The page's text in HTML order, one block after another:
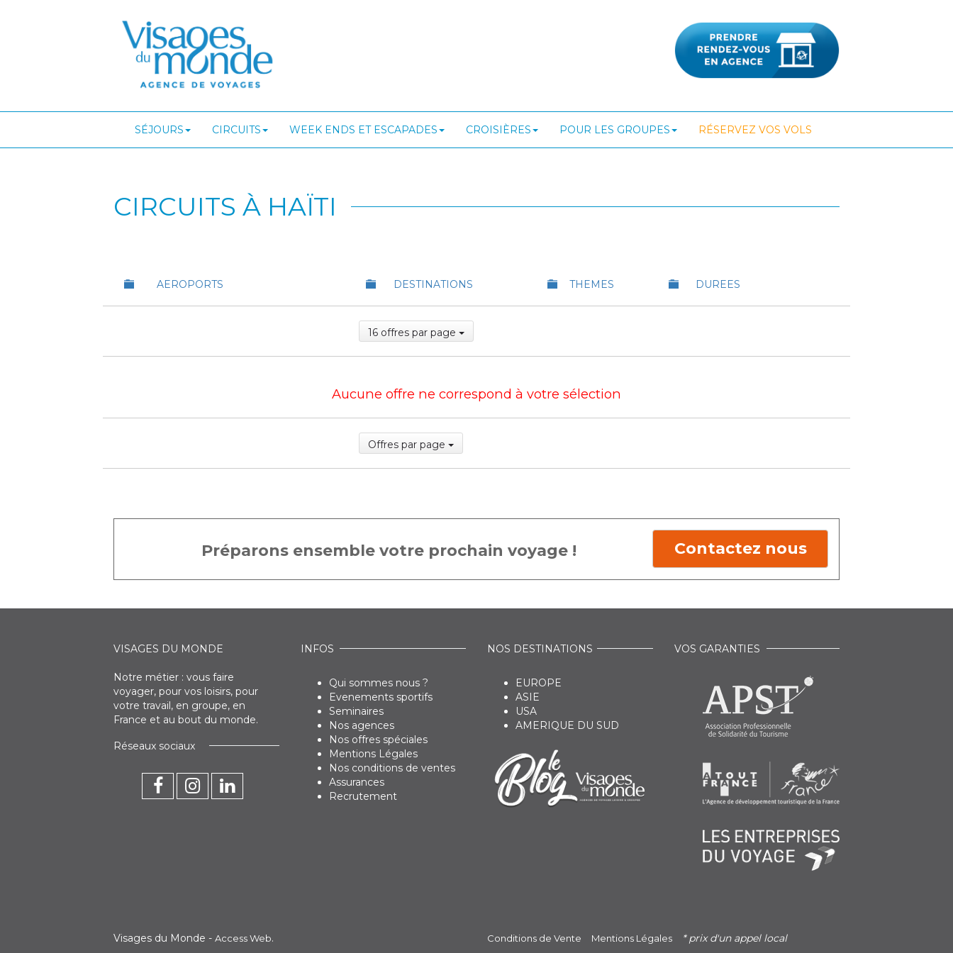
SÉJOURS CIRCUITS WEEK ENDS ET ESCAPADES CROISIÈRES POUR LES GROUPES RÉSERVEZ VOS VOLS
CIRCUITS À HAÏTI
AEROPORTS DESTINATIONS THEMES DUREES
16 offres par page
Aucune offre ne correspond à votre sélection
Offres par page
Préparons ensemble votre prochain voyage ! Contactez nous
VISAGES DU MONDE
Notre métier : vous faire
voyager, pour vos loisirs, pour
votre travail, en groupe, en
France et au bout du monde.
Réseaux sociaux
INFOS
Qui sommes nous ?
Evenements sportifs
Seminaires
Nos agences
Nos offres spéciales
Mentions Légales
Nos conditions de ventes
Assurances
Recrutement
NOS DESTINATIONS
EUROPE
ASIE
USA
AMERIQUE DU SUD
VOS GARANTIES
Visages du Monde - Access Web. Conditions de Vente Mentions Légales * prix d'un appel local